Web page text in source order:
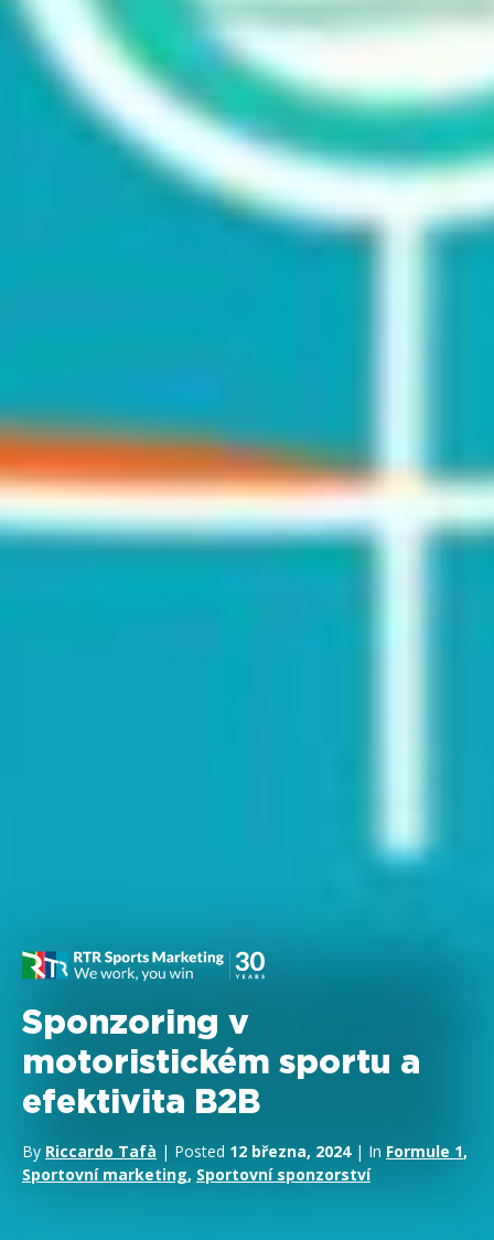
Sponzoring v
motoristickém sportu a
efektivita B2B
By Riccardo Tafà | Posted 12 března, 2024| In Formule 1,
Sportovní marketing, Sportovní sponzorství